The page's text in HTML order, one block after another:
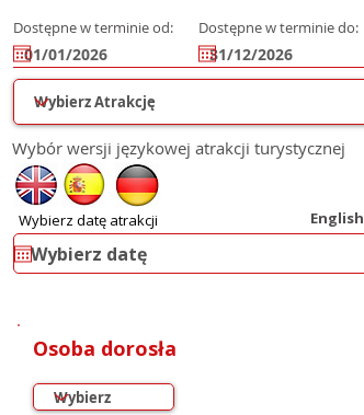
Dostępne w terminie od: Dostępne w terminie do:
Wybór wersji językowej atrakcji turystycznej
Wybierz datę atrakcji English
Osoba dorosła